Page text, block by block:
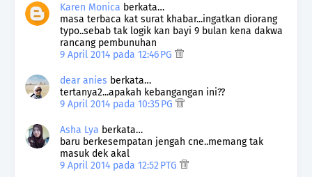
Karen Monica berkata…
masa terbaca kat surat khabar...ingatkan diorang
typo..sebab tak logik kan bayi 9 bulan kena dakwa
rancang pembunuhan
9 April 2014 pada 12:46 PG
dear anies berkata…
tertanya2...apakah kebangangan ini??
9 April 2014 pada 10:35 PG
Asha Lya berkata…
baru berkesempatan jengah cne..memang tak
masuk dek akal
9 April 2014 pada 12:52 PTG